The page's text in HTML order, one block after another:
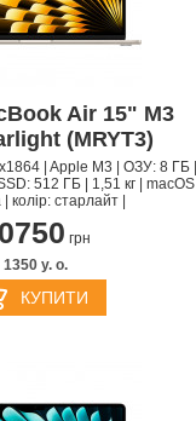
Air 15" M3
(MRYT3)
| Apple M3 | ОЗУ: 8 ГБ |
512 ГБ | 1,51 кг | macOS
колір: старлайт |
грн
1350 y. о.
КУПИТИ